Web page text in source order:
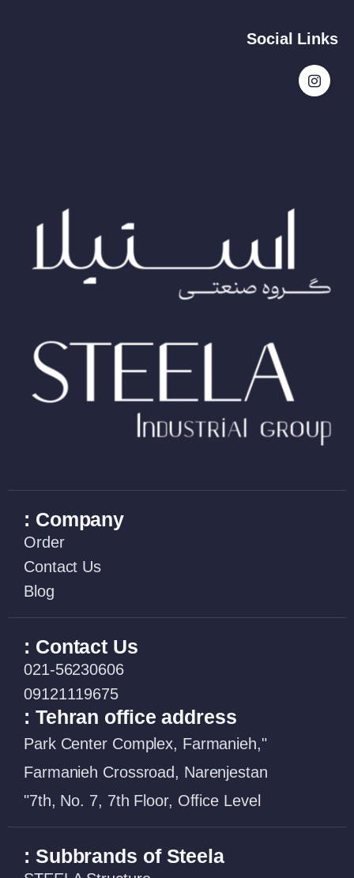
Social Links
Company :
Order
Contact Us
Blog
Contact Us :
021-56230606
09121119675
Tehran office address :
"Park Center Complex, Farmanieh,
Farmanieh Crossroad, Narenjestan
7th, No. 7, 7th Floor, Office Level"
Subbrands of Steela :